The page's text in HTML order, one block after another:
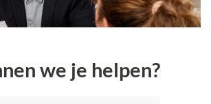
we je helpen?